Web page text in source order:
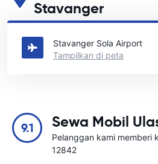
Stavanger
Lihat lokasi persewaan mobil utama
Stavanger Sola Airport
Tampilkan di peta
9.1 Sewa Mobil
Pelanggan kami memberi
12842